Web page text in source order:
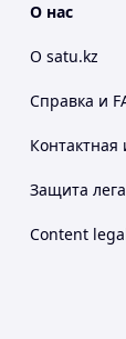
О нас
О satu.kz
Справка и
Защита
Content